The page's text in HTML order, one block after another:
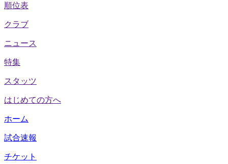
順位表
クラブ
ニュース
特集
スタッツ
はじめての方へ
ホーム
試合速報
チケット